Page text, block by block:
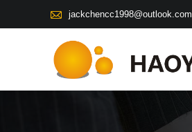
 jackchencc1998@outlook.com